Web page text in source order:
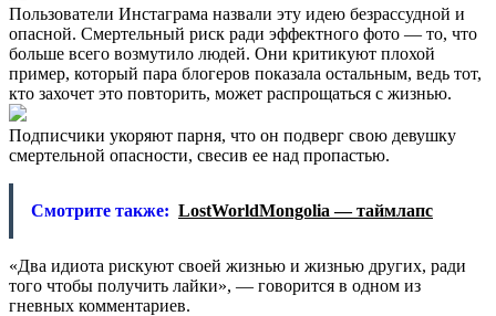
Пользователи Инстаграма назвали эту идею безрассудной и
опасной. Смертельный риск ради эффектного фото — то, что
больше всего возмутило людей. Они критикуют плохой
пример, который пара блогеров показала остальным, ведь тот,
кто захочет это повторить, может распрощаться с жизнью.
Подписчики укоряют парня, что он подверг свою девушку
смертельной опасности, свесив ее над пропастью.
Смотрите также: LostWorldMongolia — таймлапс
«Два идиота рискуют своей жизнью и жизнью других, ради
того чтобы получить лайки», — говорится в одном из
гневных комментариев.